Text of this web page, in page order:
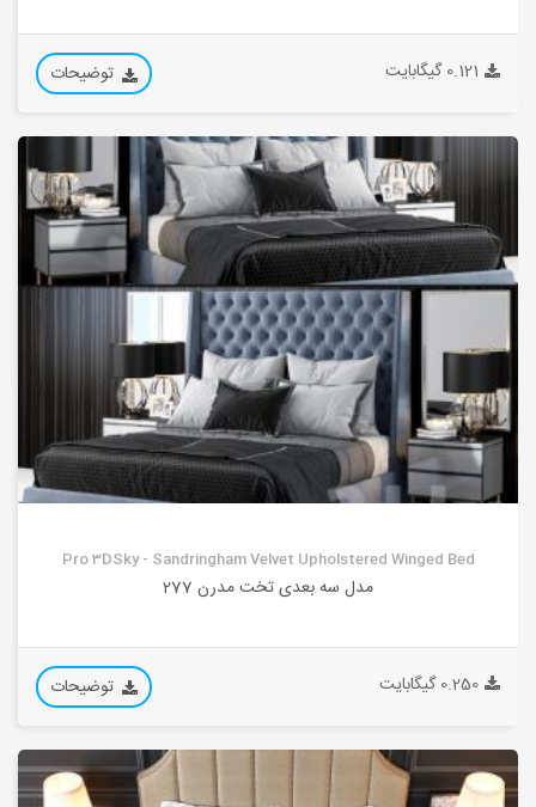
0.121 گیگابایت توضیحات
Pro 3DSky - Sandringham Velvet Upholstered Winged Bed
مدل سه بعدی تخت مدرن 277
0.250 گیگابایت توضیحات